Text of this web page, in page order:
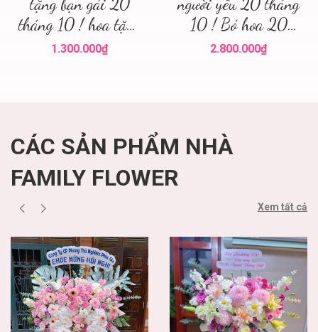
tháng 10 ! hoa tặng
20 tháng 10 Hà
1.300.000₫
10 ! Bó hoa 20
tháng 10 Hà Nội !
2.800.000₫
CÁC SẢN PHẨM NHÀ
FAMILY FLOWER
Xem tất cả